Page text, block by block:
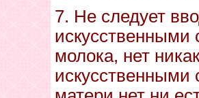
7. Не следует
искусственными
молока, нет
искусственными